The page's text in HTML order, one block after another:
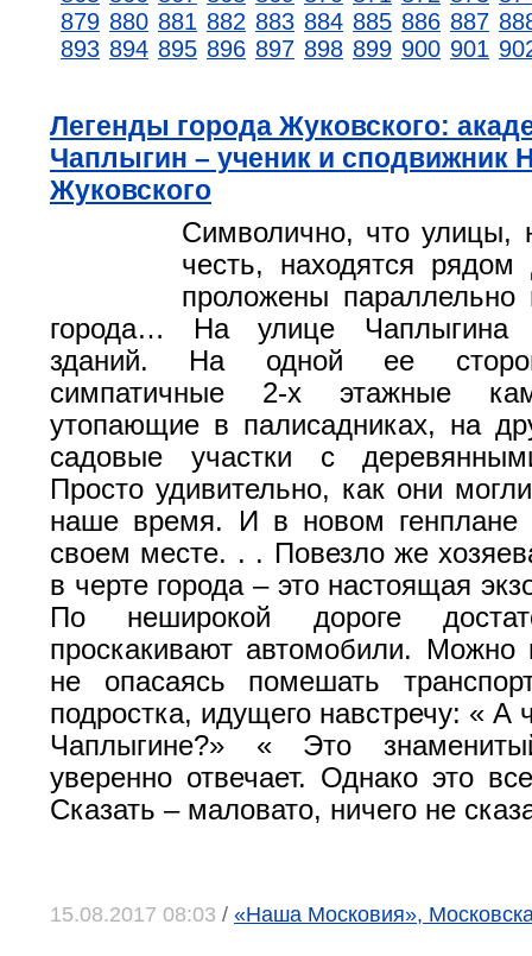
879 880 881 882 883 884 885 886 887
893 894 895 896 897 898 899 900 901
Легенды города Жуковского:
Чаплыгин – ученик и сподвижник
Жуковского
Символично, что улицы,
честь, находятся рядом
проложены параллельно
города… На улице Чаплыгина
зданий. На одной ее
симпатичные 2-х этажные
утопающие в палисадниках, на
садовые участки с
Просто удивительно, как они
наше время. И в новом генплане
своем месте. . . Повезло же
в черте города – это настоящая
По неширокой дороге
проскакивают автомобили. Можно
не опасаясь помешать
подростка, идущего навстречу: « А
Чаплыгине?» « Это
уверенно отвечает. Однако это
Сказать – маловато, ничего не
15.08.2017 08:03 / «Наша Московия»,